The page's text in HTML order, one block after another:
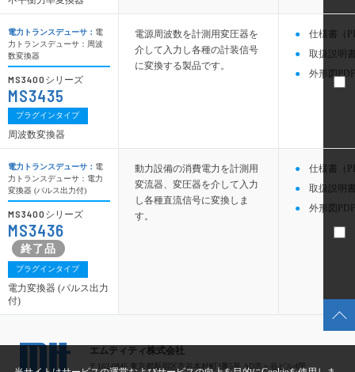
電源周波数を計測用変圧器を
介して入力し各種の計装信号
に変換する製品です。
仕様書（
取扱説明
外形図
動力設備の消費電力を計測用
変流器、変圧器を介して入力
し各種直流信号に変換しま
す。
仕様書（
取扱説明
外形図
電力トランスデューサ： 電
力トランスデューサ：周波
数変換器
MS3400 シリーズ
MS3435
プラグインタイプ
周波数変換器
電力トランスデューサ： 電
力トランスデューサ：電力
変換器 (パルス出力付)
MS3400 シリーズ
MS3436
プラグインタイプ
電力変換器 (パルス出力
付)
エムティティ株式会社
〒162-0845 東京都新宿区市谷本村町2番5号 AD市ヶ谷ビル4階